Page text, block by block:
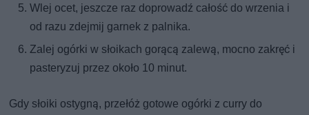
Wlej ocet, jeszcze raz doprowadź całość do wrzenia i
od razu zdejmij garnek z palnika.
Zalej ogórki w słoikach gorącą zalewą, mocno zakręć i
pasteryzuj przez około 10 minut.
Gdy słoiki ostygną, przełóż gotowe ogórki z curry do